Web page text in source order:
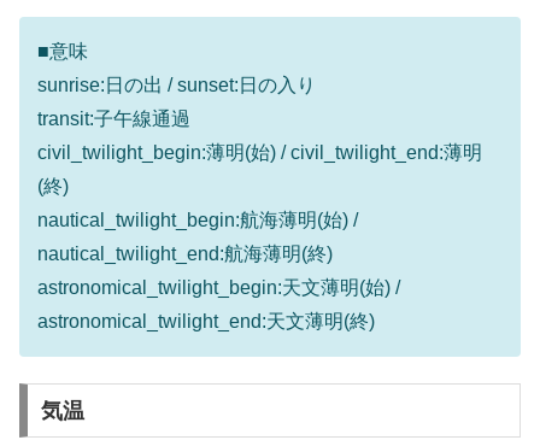
■意味
sunrise:日の出 / sunset:日の入り
transit:子午線通過
civil_twilight_begin:薄明(始) / civil_twilight_end:薄明
(終)
nautical_twilight_begin:航海薄明(始) /
nautical_twilight_end:航海薄明(終)
astronomical_twilight_begin:天文薄明(始) /
astronomical_twilight_end:天文薄明(終)
気温